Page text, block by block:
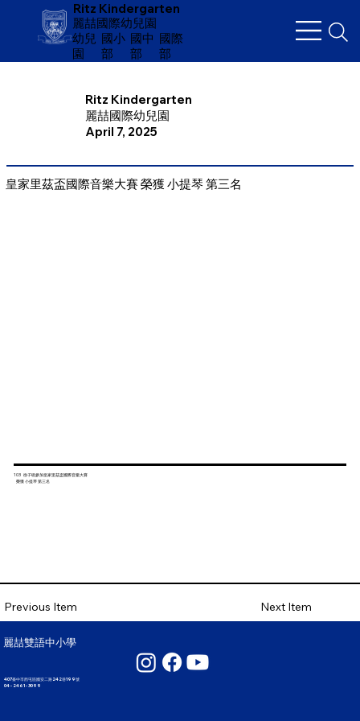
Ritz Kindergarten
麗喆國際幼兒園
幼兒
園
​國小
部
國中
部
國際
部
Ritz Kindergarten
麗喆國際幼兒園
April 7, 2025
皇家里茲盃國際音樂大賽 榮獲 小提琴 第三名
103 徐子硯參加皇家里茲盃國際音樂大賽
榮獲 小提琴 第三名
Previous Item Next Item
麗喆雙語中小學
407臺中市西屯區國安二路242巷199號
04 - 2461 - 3099